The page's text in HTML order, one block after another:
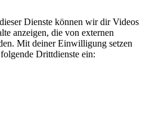
Dienste können wir dir Videos
anzeigen, die von externen
Mit deiner Einwilligung setzen
Drittdienste ein: